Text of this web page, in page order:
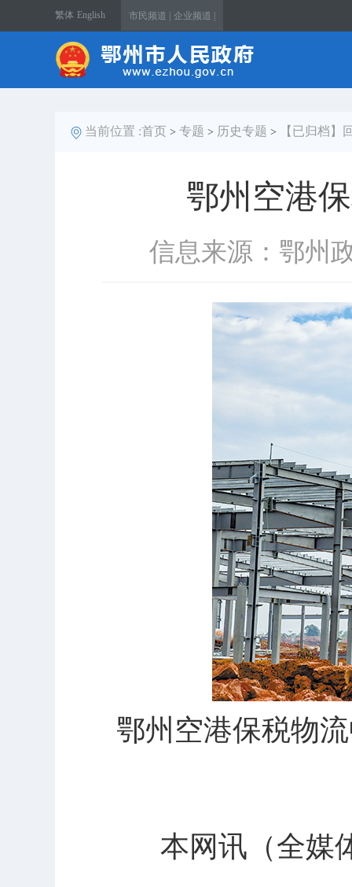
繁体 English 市民频道 | 企业频道 |
当前位置 :首页 > 专题 > 历史专题 > 【已归档】
鄂州空港
信息来源：鄂州
鄂州空港保税物
本网讯（全媒体